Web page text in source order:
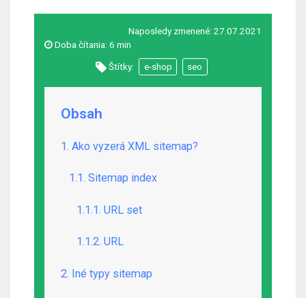
Naposledy zmenené: 27.07.2021
Doba čítania: 6 min
Štítky: e-shop seo
Obsah
1. Ako vyzerá XML sitemap?
1.1. Sitemap index
1.1.1. URL set
1.1.2. URL
2. Iné typy sitemap